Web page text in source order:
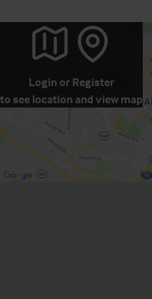
Login or Register
to see location and view map